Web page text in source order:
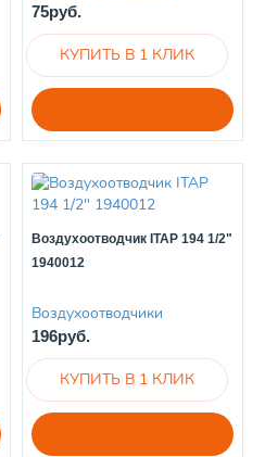
75руб.
Воздухоотводчик ITAP 194 1/2"
1940012
Воздухоотводчики
196руб.